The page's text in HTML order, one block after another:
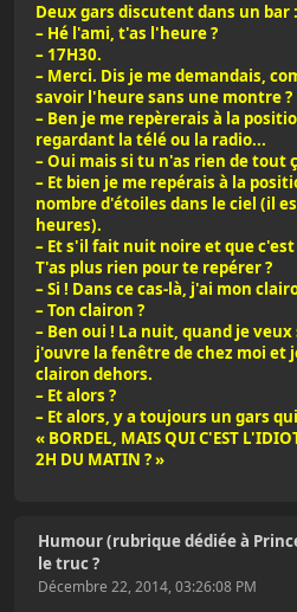
Deux gars discutent dans un bar :
– Hé l'ami, t'as l'heure ?
– 17H30.
– Merci. Dis je me demandais,
savoir l'heure sans une montre ?
– Ben je me repèrerais à la
regardant la télé ou la radio...
– Oui mais si tu n'as rien de tout
– Et bien je me repérais à la
nombre d'étoiles dans le ciel (il
heures).
– Et s'il fait nuit noire et que
T'as plus rien pour te repérer ?
– Si ! Dans ce cas-là, j'ai mon
– Ton clairon ?
– Ben oui ! La nuit, quand je
j'ouvre la fenêtre de chez moi et
clairon dehors.
– Et alors ?
– Et alors, y a toujours un gars
« BORDEL, MAIS QUI C'EST
2H DU MATIN ? »
Humour (rubrique dédiée à
le truc ?
Décembre 22, 2014, 03:26:08 PM